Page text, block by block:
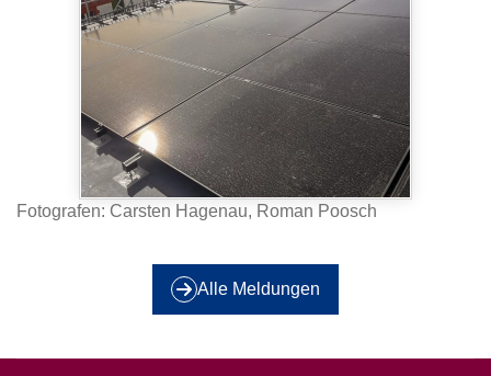
Fotografen: Carsten Hagenau, Roman Poosch
Alle Meldungen